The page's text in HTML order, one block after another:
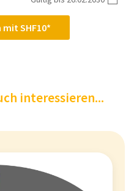
mit SHF10*
interessieren...